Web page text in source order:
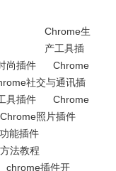
Chrome生
产工具插
尚插件
Chrome
社交与通讯插
具插件
Chrome
Chrome照片插件
能插件
法教程
chrome插件开